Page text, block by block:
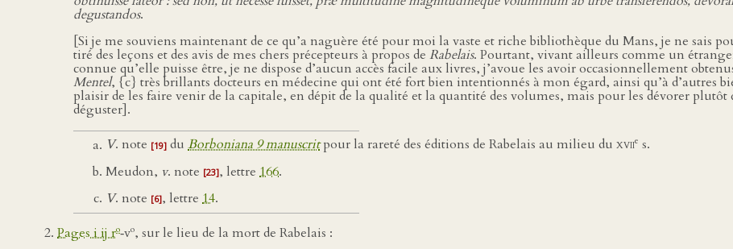
degustandos.
[Si je me souviens maintenant de ce qu’a naguère été pour moi la vaste et riche bibliothèque du Mans, je ne sais
tiré des leçons et des avis de mes chers précepteurs à propos de Rabelais. Pourtant, vivant ailleurs comme un
connue qu’elle puisse être, je ne dispose d’aucun accès facile aux livres, j’avoue les avoir occasionnellement
Mentel, {c} très brillants docteurs en médecine qui ont été fort bien intentionnés à mon égard, ainsi qu’à d’autres
plaisir de les faire venir de la capitale, en dépit de la qualité et la quantité des volumes, mais pour les dévorer
déguster].
V. note [19] du Borboniana 9 manuscritpour la rareté des éditions de Rabelais au milieu du xviie s.
Meudon, v. note [23], lettre 166.
V. note [6], lettre 14.
Pages i ij ro‑vo, sur le lieu de la mort de Rabelais :